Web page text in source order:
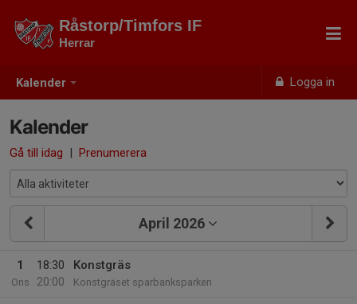
Kalender Logga in
Råstorp/Timfors IF
Herrar
Kalender
Gå till idag | Prenumerera
April 2026
1
Ons
18:30
20:00
Konstgräs
Konstgräset sparbanksparken